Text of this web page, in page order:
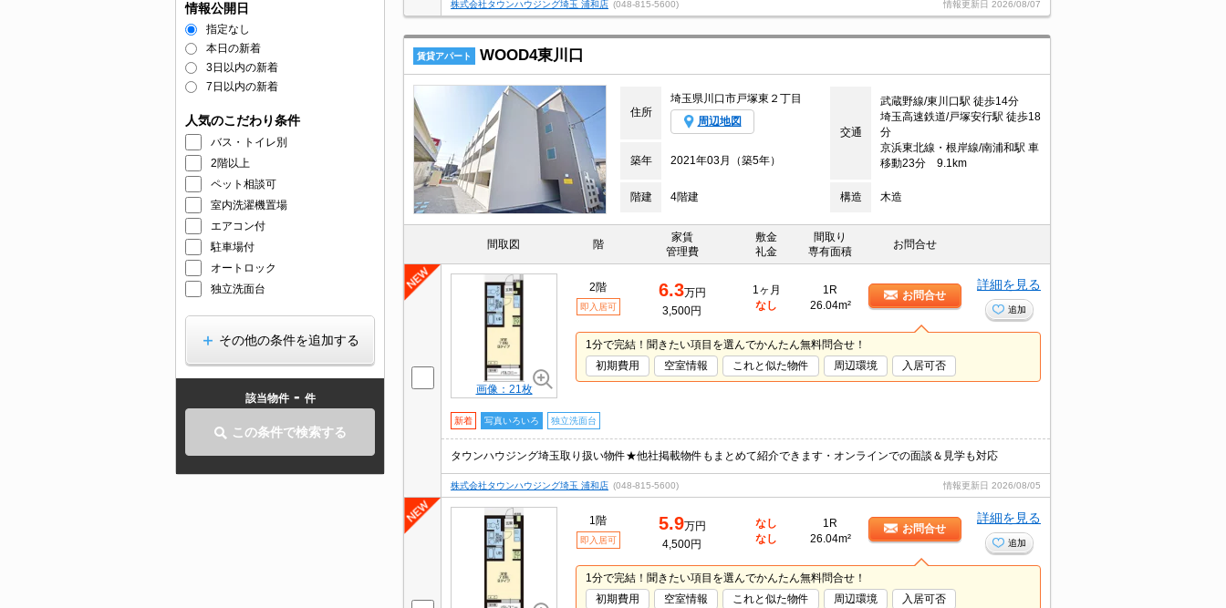
情報公開日
指定なし
本日の新着
3日以内の新着
7日以内の新着
人気のこだわり条件
バス・トイレ別
2階以上
ペット相談可
室内洗濯機置場
エアコン付
駐車場付
オートロック
独立洗面台
その他の条件を追加する
該当物件 - 件
この条件で検索する
株式会社タウンハウジング埼玉 浦和店 (048-815-5600) 情報更新日 2026/08/07
賃貸アパート WOOD4東川口
住所
埼玉県川口市戸塚東２丁目
周辺地図
交通
武蔵野線/東川口駅 徒歩14分
埼玉高速鉄道/戸塚安行駅 徒歩18
分
京浜東北線・根岸線/南浦和駅 車
移動23分 9.1km
築年 2021年03月（築5年）
階建 4階建 構造 木造
間取図 階
家賃
管理費
敷金
礼金
間取り
専有面積
お問合せ
画像：21枚
2階
即入居可
6.3万円
3,500円
1ヶ月
なし
1R
26.04m²
お問合せ
詳細を見る
追加
1分で完結！聞きたい項目を選んでかんたん無料問合せ！
初期費用
空室情報 これと似た物件 周辺環境 入居可否
新着 写真いろいろ 独立洗面台
タウンハウジング埼玉取り扱い物件★他社掲載物件もまとめて紹介できます・オンラインでの面談＆見学も対応
株式会社タウンハウジング埼玉 浦和店 (048-815-5600) 情報更新日 2026/08/05
1階
即入居可
5.9万円
4,500円
なし
なし
1R
26.04m²
お問合せ
詳細を見る
追加
1分で完結！聞きたい項目を選んでかんたん無料問合せ！
初期費用
空室情報 これと似た物件 周辺環境 入居可否